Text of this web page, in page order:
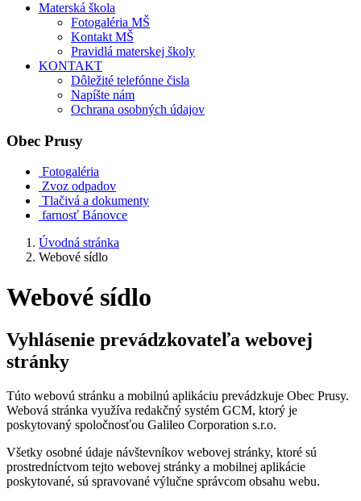
Materská škola
Fotogaléria MŠ
Kontakt MŠ
Pravidlá materskej školy
KONTAKT
Dôležité telefónne čisla
Napíšte nám
Ochrana osobných údajov
Obec Prusy
Fotogaléria
Zvoz odpadov
Tlačivá a dokumenty
farnosť Bánovce
Úvodná stránka
Webové sídlo
Webové sídlo
Vyhlásenie prevádzkovateľa webovej
stránky
Túto webovú stránku a mobilnú aplikáciu prevádzkuje Obec Prusy.
Webová stránka využíva redakčný systém GCM, ktorý je
poskytovaný spoločnosťou Galileo Corporation s.r.o.
Všetky osobné údaje návštevníkov webovej stránky, ktoré sú
prostredníctvom tejto webovej stránky a mobilnej aplikácie
poskytované, sú spravované výlučne správcom obsahu webu.